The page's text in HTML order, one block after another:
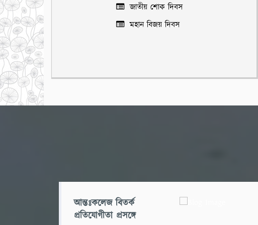
জাতীয় শোক দিবস
মহান বিজয় দিবস
আন্তঃকলেজ বিতর্ক
প্রতিযোগীতা প্রসঙ্গে